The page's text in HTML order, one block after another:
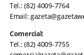
Tel.: (82) 4009-7764
Email:
Comercial:
Tel.: (82) 4009-7755